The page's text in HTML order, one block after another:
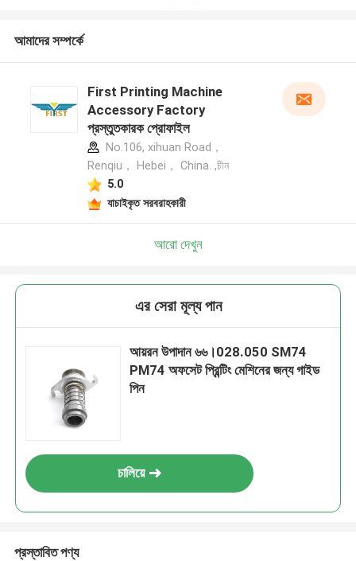
আমাদের সম্পর্কে
First Printing Machine
Accessory Factory
প্রস্তুতকারক প্রোফাইল
No.106, xihuan Road，
Renqiu， Hebei， China. ,চীন
5.0
যাচাইকৃত সরবরাহকারী
আরো দেখুন
এর সেরা মূল্য পান
আয়রন উপাদান ৬৬।028.050 SM74
PM74 অফসেট প্রিন্টিং মেশিনের জন্য গাইড
পিন
চালিয়ে
প্রস্তাবিত পণ্য